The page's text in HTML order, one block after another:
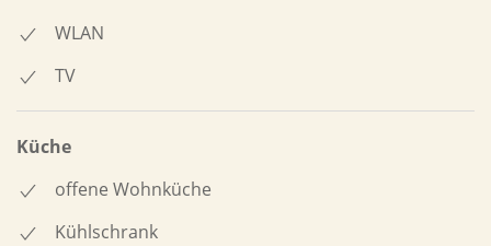
WLAN
TV
Küche
offene Wohnküche
Kühlschrank